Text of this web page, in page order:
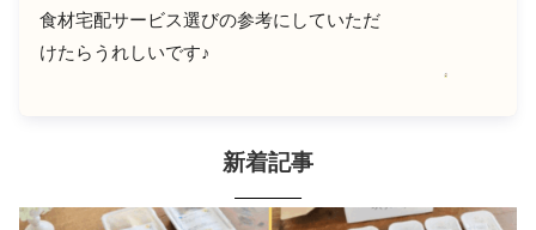
食材宅配サービス選びの参考にしていただ
けたらうれしいです♪
新着記事